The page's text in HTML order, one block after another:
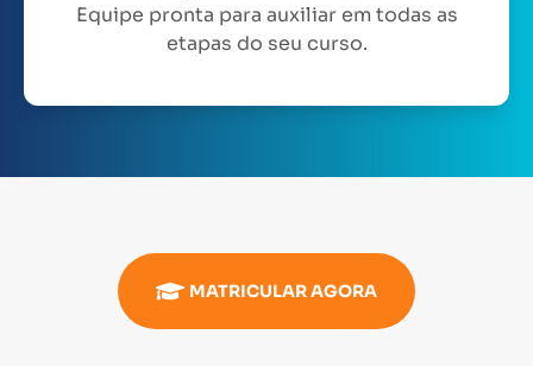
Equipe pronta para auxiliar em todas as
etapas do seu curso.
MATRICULAR AGORA